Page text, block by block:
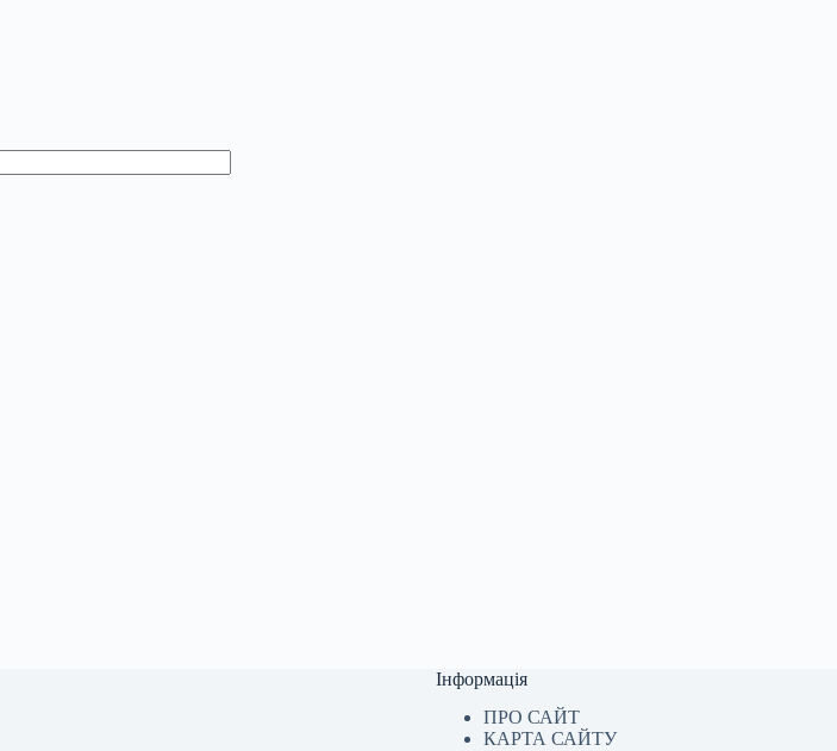
Інформація
ПРО САЙТ
КАРТА САЙТУ